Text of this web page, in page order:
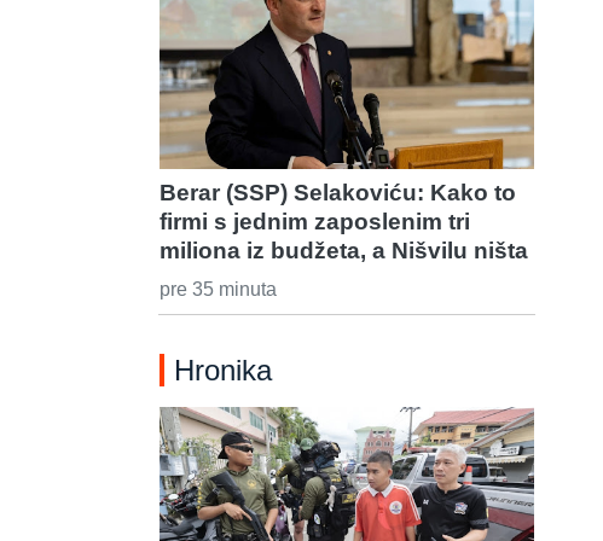
Berar (SSP) Selakoviću: Kako to
firmi s jednim zaposlenim tri
miliona iz budžeta, a Nišvilu ništa
pre 35 minuta
Hronika